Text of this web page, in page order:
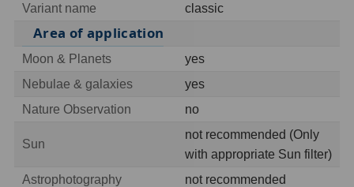
Ostatní 1
Variant name
classic
Area of application
Moon & Planets
yes
Nebulae & galaxies
yes
Nature Observation
no
Sun
not recommended (Only
with appropriate Sun filter)
Astrophotography
not recommended